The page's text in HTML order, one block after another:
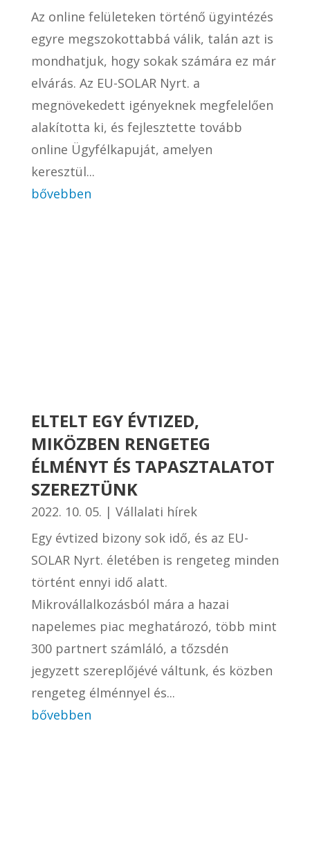
Az online felületeken történő ügyintézés
egyre megszokottabbá válik, talán azt is
mondhatjuk, hogy sokak számára ez már
elvárás. Az EU-SOLAR Nyrt. a
megnövekedett igényeknek megfelelően
alakította ki, és fejlesztette tovább
online Ügyfélkapuját, amelyen
keresztül...
bővebben
ELTELT EGY ÉVTIZED,
MIKÖZBEN RENGETEG
ÉLMÉNYT ÉS TAPASZTALATOT
SZEREZTÜNK
2022. 10. 05. | Vállalati hírek
Egy évtized bizony sok idő, és az EU-
SOLAR Nyrt. életében is rengeteg minden
történt ennyi idő alatt.
Mikrovállalkozásból mára a hazai
napelemes piac meghatározó, több mint
300 partnert számláló, a tőzsdén
jegyzett szereplőjévé váltunk, és közben
rengeteg élménnyel és...
bővebben